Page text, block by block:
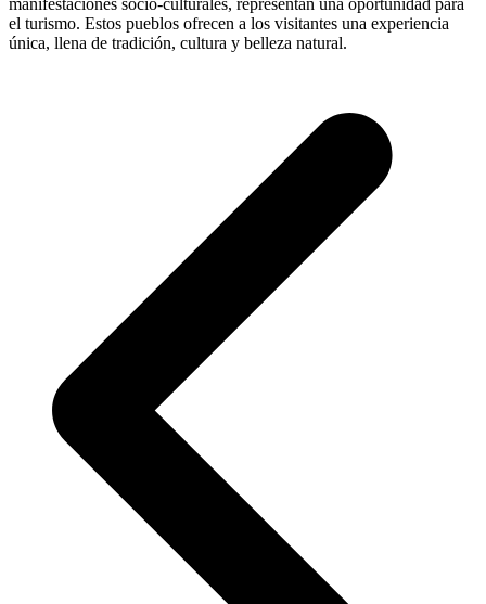
el turismo. Estos pueblos ofrecen a los visitantes una experiencia
única, llena de tradición, cultura y belleza natural.